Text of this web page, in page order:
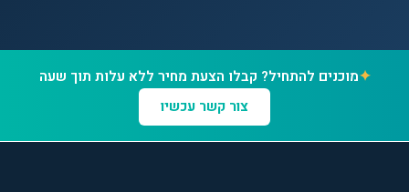
✦מוכנים להתחיל? קבלו הצעת מחיר ללא עלות תוך שעה
צור קשר עכשיו